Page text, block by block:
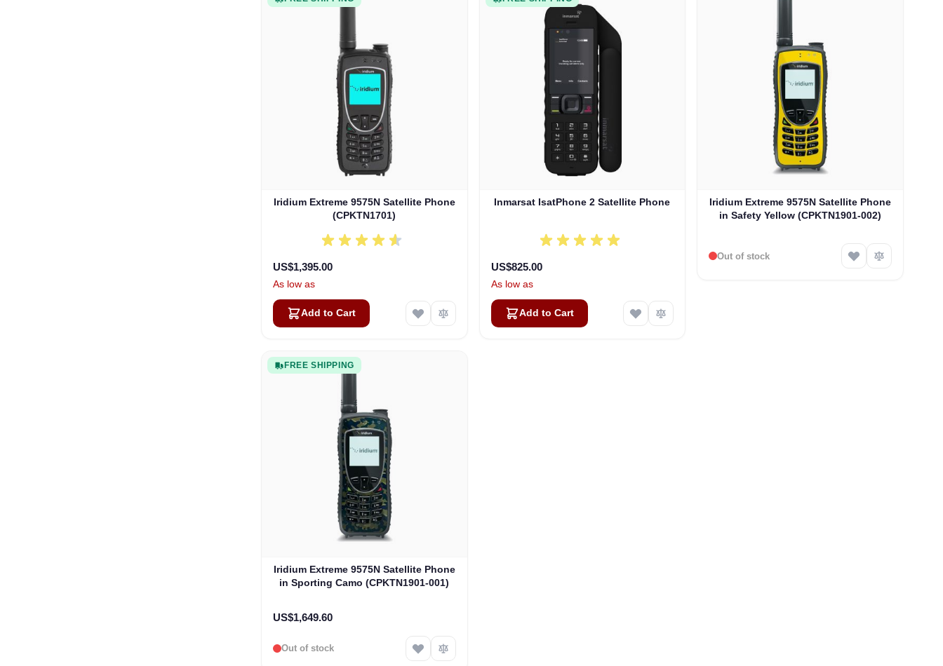
Iridium Extreme 9575N Satellite Phone
(CPKTN1701)
US$1,395.00
As low as
Add to Cart
Inmarsat IsatPhone 2 Satellite Phone
US$825.00
As low as
Add to Cart
Iridium Extreme 9575N Satellite Phone
in Safety Yellow (CPKTN1901-002)
Out of stock
FREE SHIPPING
Iridium Extreme 9575N Satellite Phone
in Sporting Camo (CPKTN1901-001)
US$1,649.60
Out of stock